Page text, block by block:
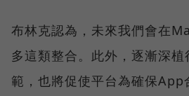
布林克認為，未來我們會在
多這類整合。此外，逐漸深植
範，也將促使平台為確保App